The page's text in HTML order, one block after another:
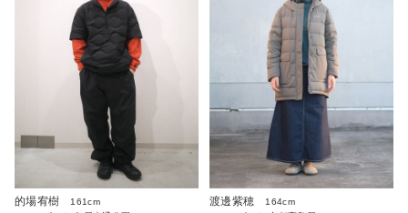
的場宥樹
161cm
渡邊紫穂
164cm